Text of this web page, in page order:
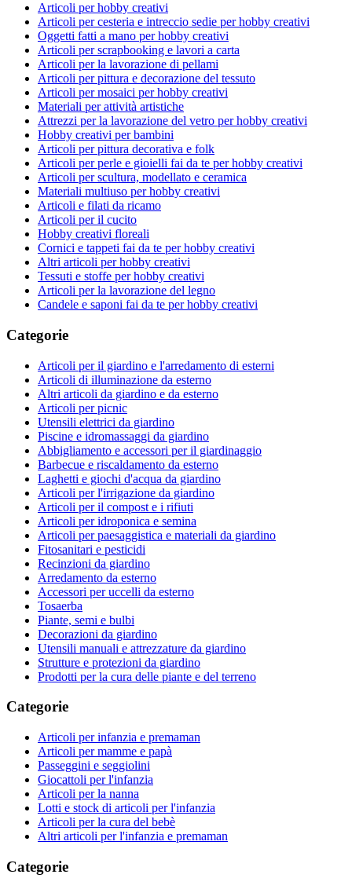
Articoli per hobby creativi
Articoli per cesteria e intreccio sedie per hobby creativi
Oggetti fatti a mano per hobby creativi
Articoli per scrapbooking e lavori a carta
Articoli per la lavorazione di pellami
Articoli per pittura e decorazione del tessuto
Articoli per mosaici per hobby creativi
Materiali per attività artistiche
Attrezzi per la lavorazione del vetro per hobby creativi
Hobby creativi per bambini
Articoli per pittura decorativa e folk
Articoli per perle e gioielli fai da te per hobby creativi
Articoli per scultura, modellato e ceramica
Materiali multiuso per hobby creativi
Articoli e filati da ricamo
Articoli per il cucito
Hobby creativi floreali
Cornici e tappeti fai da te per hobby creativi
Altri articoli per hobby creativi
Tessuti e stoffe per hobby creativi
Articoli per la lavorazione del legno
Candele e saponi fai da te per hobby creativi
Categorie
Articoli per il giardino e l'arredamento di esterni
Articoli di illuminazione da esterno
Altri articoli da giardino e da esterno
Articoli per picnic
Utensili elettrici da giardino
Piscine e idromassaggi da giardino
Abbigliamento e accessori per il giardinaggio
Barbecue e riscaldamento da esterno
Laghetti e giochi d'acqua da giardino
Articoli per l'irrigazione da giardino
Articoli per il compost e i rifiuti
Articoli per idroponica e semina
Articoli per paesaggistica e materiali da giardino
Fitosanitari e pesticidi
Recinzioni da giardino
Arredamento da esterno
Accessori per uccelli da esterno
Tosaerba
Piante, semi e bulbi
Decorazioni da giardino
Utensili manuali e attrezzature da giardino
Strutture e protezioni da giardino
Prodotti per la cura delle piante e del terreno
Categorie
Articoli per infanzia e premaman
Articoli per mamme e papà
Passeggini e seggiolini
Giocattoli per l'infanzia
Articoli per la nanna
Lotti e stock di articoli per l'infanzia
Articoli per la cura del bebè
Altri articoli per l'infanzia e premaman
Categorie